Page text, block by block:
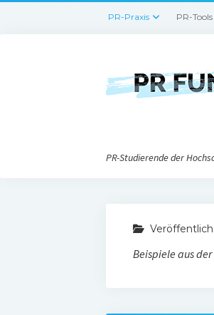
PR-Praxis PR-Tools
PR-Studierende der
Beispiele aus